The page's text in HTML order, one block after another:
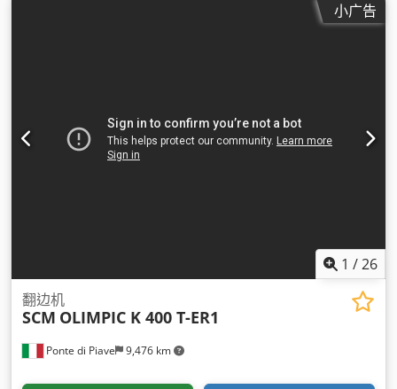
小广告
1 /26
Ponte di Piave 9,476 km
翻边机
SCM OLIMPIC K 400 T-ER1